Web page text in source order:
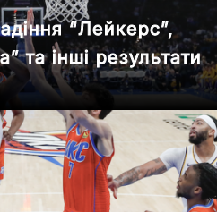
“Лейкерс”,
та інші результати